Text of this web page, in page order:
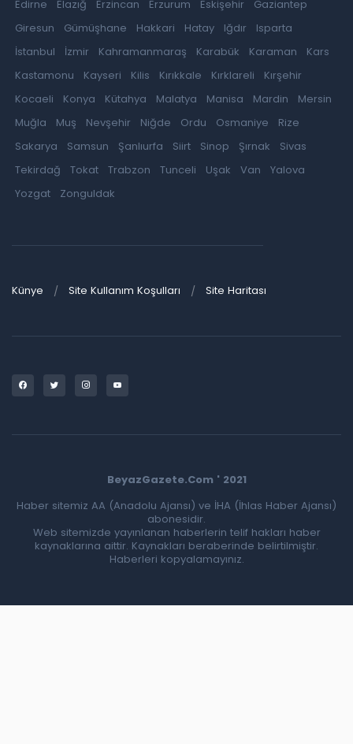
Edirne Elazığ Erzincan Erzurum Eskişehir
Gaziantep
Giresun
Gümüşhane Hakkari Hatay Iğdır
Isparta
İstanbul
İzmir Kahramanmaraş Karabük Karaman
Kars
Kastamonu
Kayseri Kilis Kırıkkale Kırklareli
Kırşehir
Kocaeli
Konya Kütahya Malatya Manisa Mardin
Mersin
Muğla
Muş Nevşehir Niğde Ordu Osmaniye
Rize
Sakarya
Samsun Şanlıurfa Siirt Sinop Şırnak
Sivas
Tekirdağ
Tokat Trabzon Tunceli Uşak Van
Yalova
Yozgat
Zonguldak
Künye Site Kullanım Koşulları Site Haritası
BeyazGazete.Com ' 2021
Haber sitemiz AA (Anadolu Ajansı) ve İHA (İhlas Haber Ajansı)
abonesidir.
Web sitemizde yayınlanan haberlerin telif hakları haber
kaynaklarına aittir. Kaynakları beraberinde belirtilmiştir.
Haberleri kopyalamayınız.